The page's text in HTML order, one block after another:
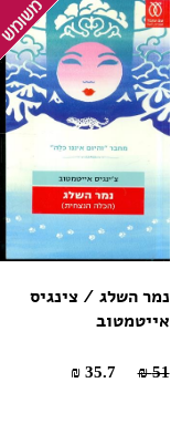
נמר השלג / צינגיס
אייטמטוב
51 ₪
35.7 ₪